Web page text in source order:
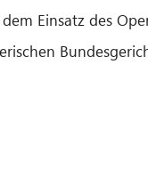
Einsatz des